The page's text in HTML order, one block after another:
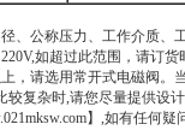
、公称压力、工作介质、
如超过此范围，请订
，请选用常开式电磁阀。
复杂时,请您尽量提供设
】,如有任何